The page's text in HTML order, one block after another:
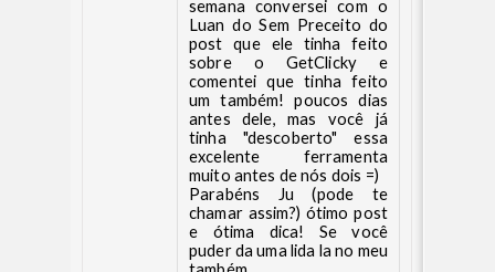
semana conversei com o
Luan do Sem Preceito do
post que ele tinha feito
sobre o GetClicky e
comentei que tinha feito
um também! poucos dias
antes dele, mas você já
tinha "descoberto" essa
excelente ferramenta
muito antes de nós dois =)
Parabéns Ju (pode te
chamar assim?) ótimo post
e ótima dica! Se você
puder da uma lida la no meu